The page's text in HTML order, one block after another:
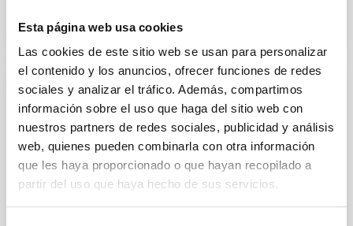
Esta página web usa cookies
Las cookies de este sitio web se usan para personalizar
el contenido y los anuncios, ofrecer funciones de redes
sociales y analizar el tráfico. Además, compartimos
información sobre el uso que haga del sitio web con
nuestros partners de redes sociales, publicidad y análisis
web, quienes pueden combinarla con otra información
que les haya proporcionado o que hayan recopilado a
partir del uso que haya hecho de sus servicios.
VÍDEO DE LA CHARLA
The emergence of the Milky Way: Latest
results from Galactic Archaeology
The previous years have witnessed a big leap
forward in our understanding of the Milky Way.
Thanks to the highly accurate astrometry and